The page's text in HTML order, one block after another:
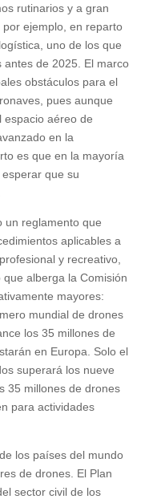
rutinarios y a gran
ejemplo, en reparto
uno de los que
de 2025. El marco
obstáculos para el
pues aunque
espacio aéreo de
en la
es que en la mayoría
que su
un reglamento que
aplicables a
y recreativo,
alberga la Comisión
mayores:
mundial de drones
los 35 millones de
en Europa. Solo el
superará los nueve
35 millones de drones
para actividades
los países del mundo
de drones. El Plan
sector civil de los